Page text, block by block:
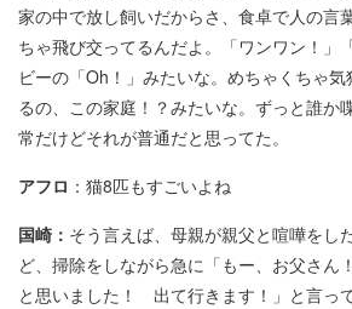
家の中で放し飼いだからさ、食卓で人の言
ちゃ飛び交ってるんだよ。「ワンワン！」
ビーの「Oh！」みたいな。めちゃくちゃ
るの、この家庭！？みたいな。ずっと誰か
常だけどそれが普通だと思ってた。
アフロ ：猫8匹もすごいよね
国崎： そう言えば、母親が親父と喧嘩をし
ど、掃除をしながら急に「もー、お父さ
と思いました！ 出て行きます！」と言っ